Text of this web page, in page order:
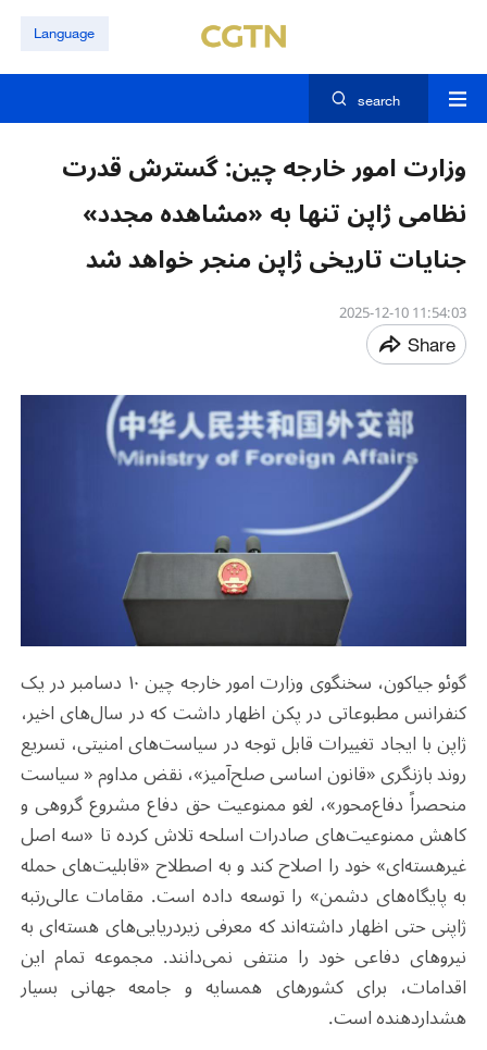
Language
search
وزارت امور خارجه چین: گسترش قدرت
نظامی ژاپن تنها به «مشاهده مجدد»
جنایات تاریخی ژاپن منجر خواهد شد
11:54:03 2025-12-10
Share
گوئو جیاکون، سخنگوی وزارت امور خارجه چین ۱۰ دسامبر در یک
کنفرانس مطبوعاتی در پکن اظهار داشت که در سال‌های اخیر،
ژاپن با ایجاد تغییرات قابل توجه در سیاست‌های امنیتی، تسریع
روند بازنگری «قانون اساسی صلح‌آمیز»، نقض مداوم « سیاست
منحصراً دفاع‌محور»، لغو ممنوعیت حق دفاع مشروع گروهی و
کاهش ممنوعیت‌های صادرات اسلحه تلاش کرده تا «سه اصل
غیرهسته‌ای» خود را اصلاح کند و به اصطلاح «قابلیت‌های حمله
به پایگاه‌های دشمن» را توسعه داده است. مقامات عالی‌رتبه
ژاپنی حتی اظهار داشته‌اند که معرفی زیردریایی‌های هسته‌ای به
نیروهای دفاعی خود را منتفی نمی‌دانند. مجموعه تمام این
اقدامات، برای کشورهای همسایه و جامعه جهانی بسیار
هشداردهنده است.